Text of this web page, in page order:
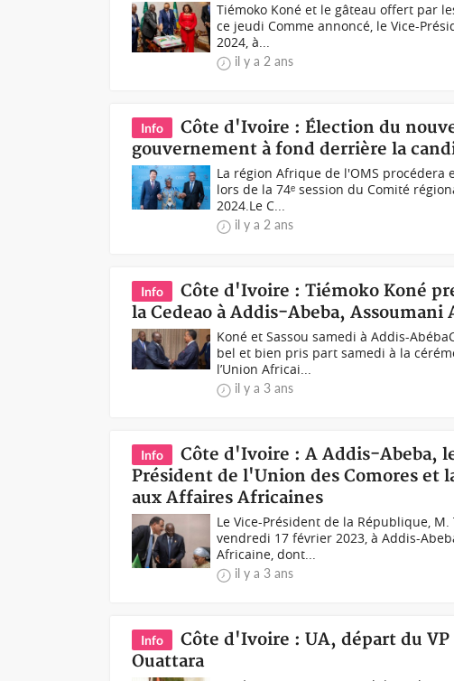
Tiémoko Koné et le gâteau offert par
ce jeudi Comme annoncé, le Vice-
2024, à...
il y a 2 ans
Info
Côte d'Ivoire : Élection du
gouvernement à fond derrière la
La région Afrique de l'OMS procédera
lors de la 74ᵉ session du Comité
2024.Le C...
il y a 2 ans
Info
Côte d'Ivoire : Tiémoko Koné
la Cedeao à Addis-Abeba,
Koné et Sassou samedi à Addis-
bel et bien pris part samedi à la
l’Union Africai...
il y a 3 ans
Info
Côte d'Ivoire : A Addis-Abeba,
Président de l'Union des Comores et
aux Affaires Africaines
Le Vice-Président de la République,
vendredi 17 février 2023, à Addis-
Africaine, dont...
il y a 3 ans
Info
Côte d'Ivoire : UA, départ du
Ouattara